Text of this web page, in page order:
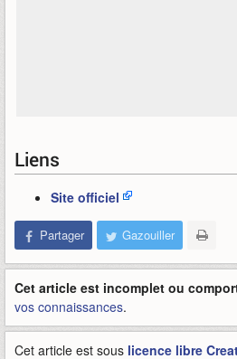
Liens
Site officiel
Partager Gazouiller
Cet article est incomplet ou
vos connaissances.
Cet article est sous licence libre